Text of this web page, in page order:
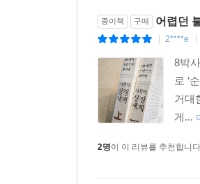
종이책 구매 어렵던
2****e
8박
로 ‘
거대
게...
2명이 이 리뷰를 추천합니다.